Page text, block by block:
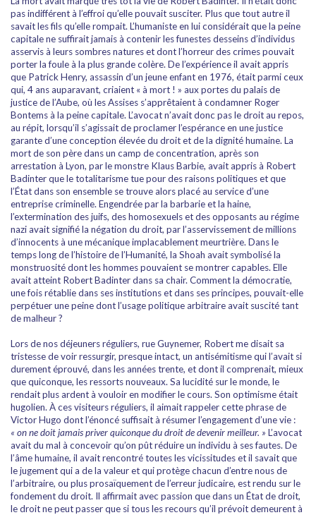
pas indifférent à l’effroi qu’elle pouvait susciter. Plus que tout autre il
savait les fils qu’elle rompait. L’humaniste en lui considérait que la peine
capitale ne suffirait jamais à contenir les funestes desseins d’individus
asservis à leurs sombres natures et dont l’horreur des crimes pouvait
porter la foule à la plus grande colère. De l’expérience il avait appris
que Patrick Henry, assassin d’un jeune enfant en 1976, était parmi ceux
qui, 4 ans auparavant, criaient « à mort ! » aux portes du palais de
justice de l’Aube, où les Assises s’apprêtaient à condamner Roger
Bontems à la peine capitale. L’avocat n’avait donc pas le droit au repos,
au répit, lorsqu’il s’agissait de proclamer l’espérance en une justice
garante d’une conception élevée du droit et de la dignité humaine. La
mort de son père dans un camp de concentration, après son
arrestation à Lyon, par le monstre Klaus Barbie, avait appris à Robert
Badinter que le totalitarisme tue pour des raisons politiques et que
l’État dans son ensemble se trouve alors placé au service d’une
entreprise criminelle. Engendrée par la barbarie et la haine,
l’extermination des juifs, des homosexuels et des opposants au régime
nazi avait signifié la négation du droit, par l’asservissement de millions
d’innocents à une mécanique implacablement meurtrière. Dans le
temps long de l’histoire de l’Humanité, la Shoah avait symbolisé la
monstruosité dont les hommes pouvaient se montrer capables. Elle
avait atteint Robert Badinter dans sa chair. Comment la démocratie,
une fois rétablie dans ses institutions et dans ses principes, pouvait-elle
perpétuer une peine dont l’usage politique arbitraire avait suscité tant
de malheur ?
Lors de nos déjeuners réguliers, rue Guynemer, Robert me disait sa
tristesse de voir ressurgir, presque intact, un antisémitisme qui l’avait si
durement éprouvé, dans les années trente, et dont il comprenait, mieux
que quiconque, les ressorts nouveaux. Sa lucidité sur le monde, le
rendait plus ardent à vouloir en modifier le cours. Son optimisme était
hugolien. À ces visiteurs réguliers, il aimait rappeler cette phrase de
Victor Hugo dont l’énoncé suffisait à résumer l’engagement d’une vie :
« on ne doit jamais priver quiconque du droit de devenir meilleur. » L’avocat
avait du mal à concevoir qu’on pût réduire un individu à ses fautes. De
l’âme humaine, il avait rencontré toutes les vicissitudes et il savait que
le jugement qui a de la valeur et qui protège chacun d’entre nous de
l’arbitraire, ou plus prosaïquement de l’erreur judicaire, est rendu sur le
fondement du droit. Il affirmait avec passion que dans un État de droit,
le droit ne peut passer que si tous les recours qu’il prévoit demeurent à